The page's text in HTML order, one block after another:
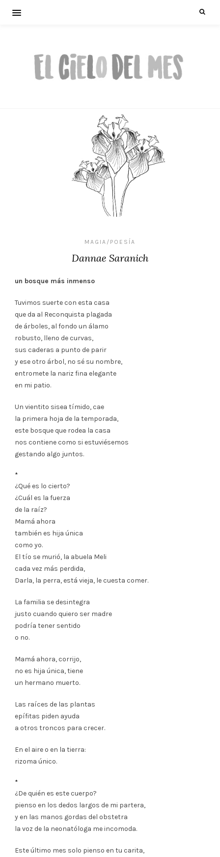
MAGIA/POESÍA
Dannae Saranich
un bosque más inmenso
Tuvimos suerte con esta casa
que da al Reconquista plagada
de árboles, al fondo un álamo
robusto, lleno de curvas,
sus caderas a punto de parir
y ese otro árbol, no sé su nombre,
entromete la nariz fina elegante
en mi patio.
Un vientito sisea tímido, cae
la primera hoja de la temporada,
este bosque que rodea la casa
nos contiene como si estuviésemos
gestando algo juntos.
*
¿Qué es lo cierto?
¿Cuál es la fuerza
de la raíz?
Mamá ahora
también es hija única
como yo.
El tío se murió, la abuela Meli
cada vez más perdida,
Darla, la perra, está vieja, le cuesta comer.
La familia se desintegra
justo cuando quiero ser madre
podría tener sentido
o no.
Mamá ahora, corrijo,
no es hija única, tiene
un hermano muerto.
Las raíces de las plantas
epífitas piden ayuda
a otros troncos para crecer.
En el aire o en la tierra:
rizoma único.
*
¿De quién es este cuerpo?
pienso en los dedos largos de mi partera,
y en las manos gordas del obstetra
la voz de la neonatóloga me incomoda.
Este último mes solo pienso en tu carita,